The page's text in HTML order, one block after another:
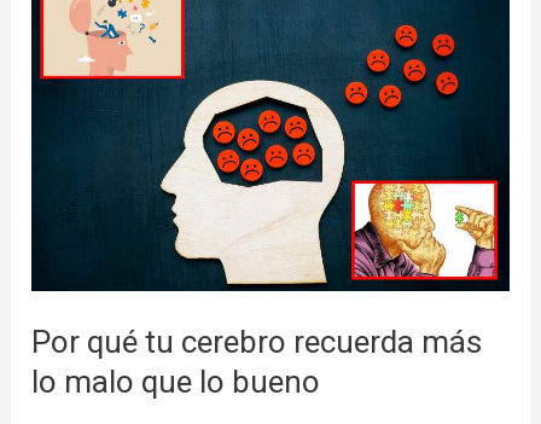
Por qué tu cerebro recuerda más
lo malo que lo bueno
cerebro
lo
bueno